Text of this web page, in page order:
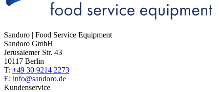
Sandoro | Food Service Equipment
Sandoro GmbH
Jerusalemer Str. 43
10117 Berlin
T: +49 30 9214 2273
E: info@sandoro.de
Kundenservice